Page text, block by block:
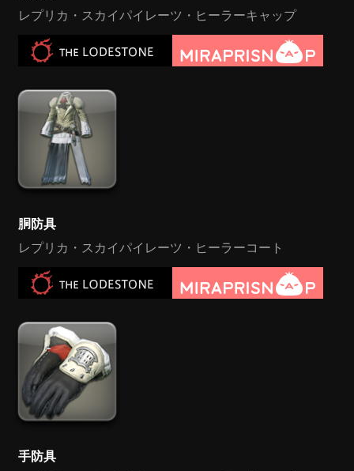
レプリカ・スカイパイレーツ・ヒーラーキャップ
胴防具
レプリカ・スカイパイレーツ・ヒーラーコート
手防具